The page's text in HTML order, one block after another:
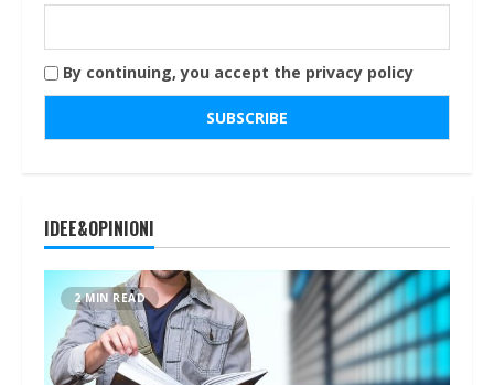
By continuing, you accept the privacy policy
IDEE&OPINIONI
2 MIN READ